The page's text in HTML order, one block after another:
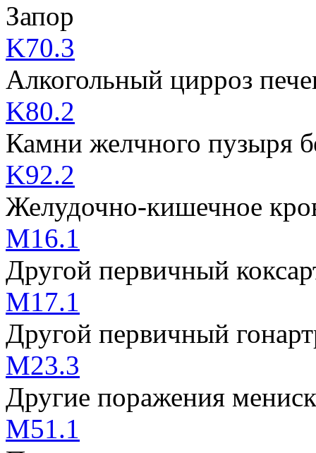
Запор
K70.3
Алкогольный цирроз
K80.2
Камни желчного пузыря
K92.2
Желудочно-кишечное
M16.1
Другой первичный
M17.1
Другой первичный
M23.3
Другие поражения
M51.1